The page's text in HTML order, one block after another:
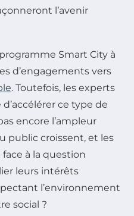
l’avenir
Smart City à
d’engagements vers
. Toutefois, les experts
ce type de
encore l’ampleur
public croissent, et les
à la question
leurs intérêts
l’environnement
social ?